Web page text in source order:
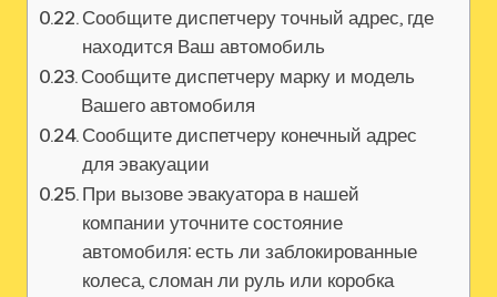
Сообщите диспетчеру точный адрес, где
находится Ваш автомобиль
Сообщите диспетчеру марку и модель
Вашего автомобиля
Сообщите диспетчеру конечный адрес
для эвакуации
При вызове эвакуатора в нашей
компании уточните состояние
автомобиля: есть ли заблокированные
колеса, сломан ли руль или коробка